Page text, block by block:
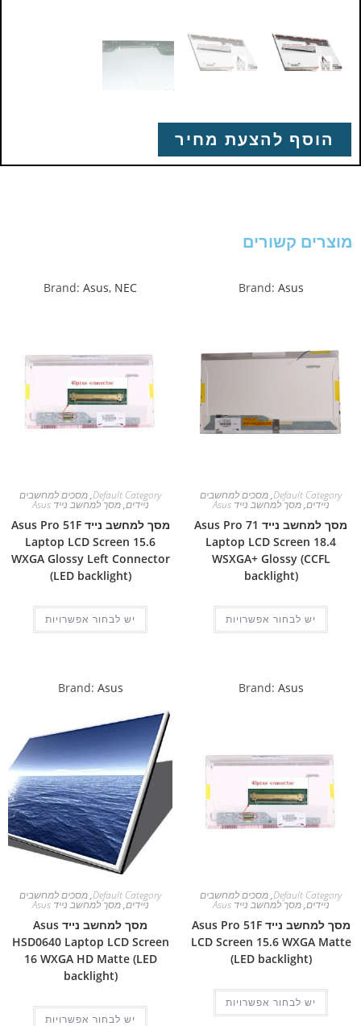
הוסף להצעת מחיר
מוצרים קשורים
Brand: Asus
Default Category
,מסכים למחשבים
ניידים,מסך למחשב נייד Asus
מסך למחשב נייד Asus Pro 71
Laptop LCD Screen 18.4
WSXGA+ Glossy (CCFL
backlight)
יש לבחור אפשרויות
Brand: Asus, NEC
Default Category
,מסכים למחשבים
ניידים,מסך למחשב נייד Asus
מסך למחשב נייד Asus Pro 51F
Laptop LCD Screen 15.6
WXGA Glossy Left Connector
(LED backlight)
יש לבחור אפשרויות
Brand: Asus
Default Category
,מסכים למחשבים
ניידים,מסך למחשב נייד Asus
מסך למחשב נייד Asus Pro 51F
LCD Screen 15.6 WXGA Matte
(LED backlight)
יש לבחור אפשרויות
Brand: Asus
Default Category
,מסכים למחשבים
ניידים,מסך למחשב נייד Asus
מסך למחשב נייד Asus
HSD0640 Laptop LCD Screen
16 WXGA HD Matte (LED
backlight)
יש לבחור אפשרויות